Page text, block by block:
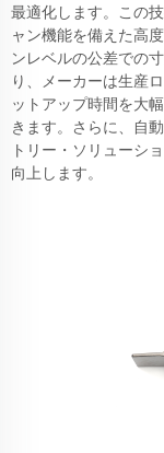
最適化します。この
ャン機能を備えた高
ンレベルの公差での
り、メーカーは生産
ットアップ時間を大
きます。さらに、自
トリー・ソリューシ
向上します。